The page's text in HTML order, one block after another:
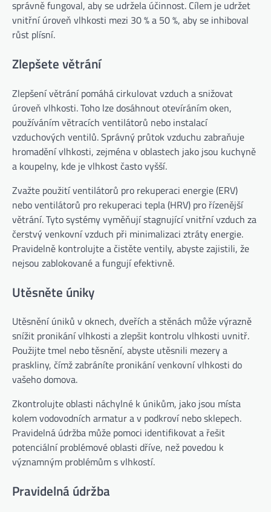
správně fungoval, aby se udržela účinnost. Cílem je udržet
vnitřní úroveň vlhkosti mezi 30 % a 50 %, aby se inhiboval
růst plísní.
Zlepšete větrání
Zlepšení větrání pomáhá cirkulovat vzduch a snižovat
úroveň vlhkosti. Toho lze dosáhnout otevíráním oken,
používáním větracích ventilátorů nebo instalací
vzduchových ventilů. Správný průtok vzduchu zabraňuje
hromadění vlhkosti, zejména v oblastech jako jsou kuchyně
a koupelny, kde je vlhkost často vyšší.
Zvažte použití ventilátorů pro rekuperaci energie (ERV)
nebo ventilátorů pro rekuperaci tepla (HRV) pro řízenější
větrání. Tyto systémy vyměňují stagnující vnitřní vzduch za
čerstvý venkovní vzduch při minimalizaci ztráty energie.
Pravidelně kontrolujte a čistěte ventily, abyste zajistili, že
nejsou zablokované a fungují efektivně.
Utěsněte úniky
Utěsnění úniků v oknech, dveřích a stěnách může výrazně
snížit pronikání vlhkosti a zlepšit kontrolu vlhkosti uvnitř.
Použijte tmel nebo těsnění, abyste utěsnili mezery a
praskliny, čímž zabráníte pronikání venkovní vlhkosti do
vašeho domova.
Zkontrolujte oblasti náchylné k únikům, jako jsou místa
kolem vodovodních armatur a v podkroví nebo sklepech.
Pravidelná údržba může pomoci identifikovat a řešit
potenciální problémové oblasti dříve, než povedou k
významným problémům s vlhkostí.
Pravidelná údržba